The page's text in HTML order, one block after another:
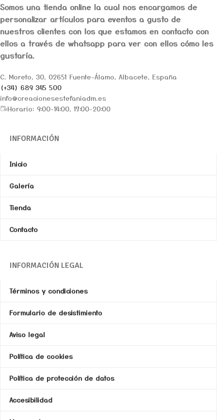
Somos una tienda online la cual nos encargamos de
personalizar artículos para eventos a gusto de
nuestros clientes con los que estamos en contacto con
ellos a través de whatsapp para ver con ellos cómo les
gustaría.
C. Moreto, 30, 02651 Fuente-Álamo, Albacete, España
(+34) 689 345 500
info@creacionesestefaniadm.es
Horario: 9:00-14:00, 17:00-20:00
INFORMACIÓN
Inicio
Galería
Tienda
Contacto
INFORMACIÓN LEGAL
Términos y condiciones
Formulario de desistimiento
Aviso legal
Política de cookies
Política de protección de datos
Accesibilidad